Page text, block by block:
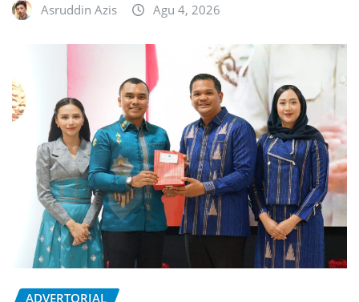
Asruddin Azis Agu 4, 2026
ADVERTORIAL